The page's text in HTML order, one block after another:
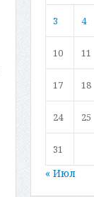
3 4
10 11
17 18
24 25
31
« Июл